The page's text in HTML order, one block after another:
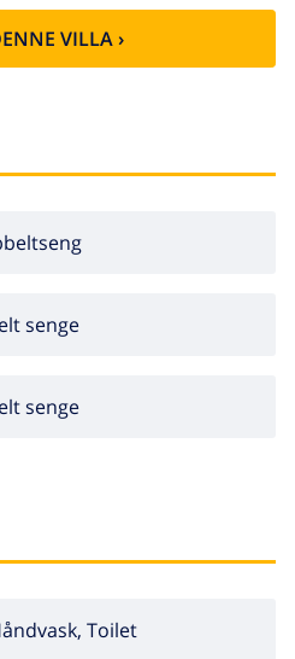
VILLA ›
senge
senge
Toilet